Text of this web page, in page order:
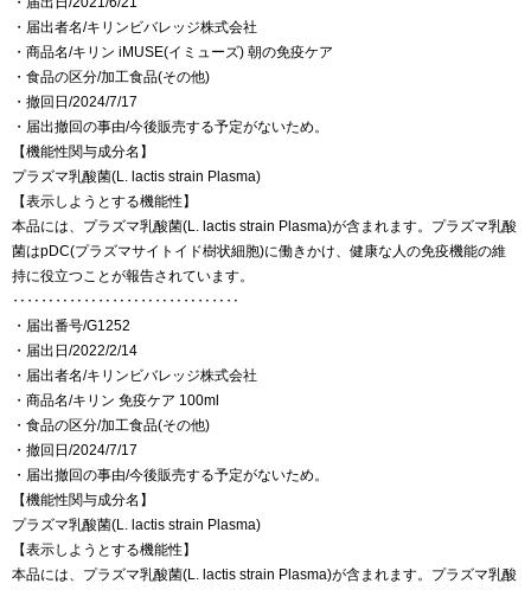
・届出者名/キリンビバレッジ株式会社
・商品名/キリン iMUSE(イミューズ) 朝の免疫ケア
・食品の区分/加工食品(その他)
・撤回日/2024/7/17
・届出撤回の事由/今後販売する予定がないため。
【機能性関与成分名】
プラズマ乳酸菌(L. lactis strain Plasma)
【表示しようとする機能性】
本品には、プラズマ乳酸菌(L. lactis strain Plasma)が含まれます。プラズマ乳酸
菌はpDC(プラズマサイトイド樹状細胞)に働きかけ、健康な人の免疫機能の維
持に役立つことが報告されています。
‥‥‥‥‥‥‥‥‥‥‥‥‥‥‥‥
・届出番号/G1252
・届出日/2022/2/14
・届出者名/キリンビバレッジ株式会社
・商品名/キリン 免疫ケア 100ml
・食品の区分/加工食品(その他)
・撤回日/2024/7/17
・届出撤回の事由/今後販売する予定がないため。
【機能性関与成分名】
プラズマ乳酸菌(L. lactis strain Plasma)
【表示しようとする機能性】
本品には、プラズマ乳酸菌(L. lactis strain Plasma)が含まれます。プラズマ乳酸